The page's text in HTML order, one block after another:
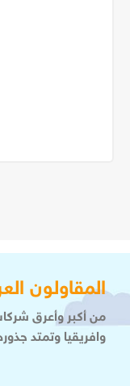
المقاولون
من أكبر وأعرق
وافريقيا وتمتد